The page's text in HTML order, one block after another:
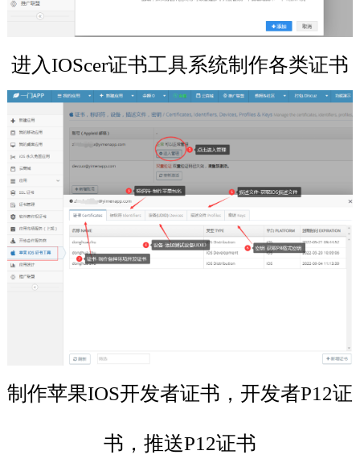
进入IOScer证书工具系统制作各类证书
制作苹果IOS开发者证书，开发者P12证
书，推送P12证书